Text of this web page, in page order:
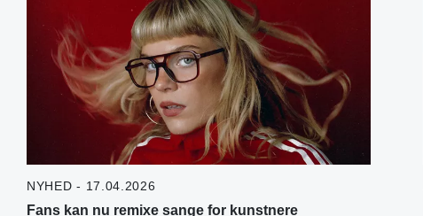
NYHED - 17.04.2026
Fans kan nu remixe sange for kunstnere